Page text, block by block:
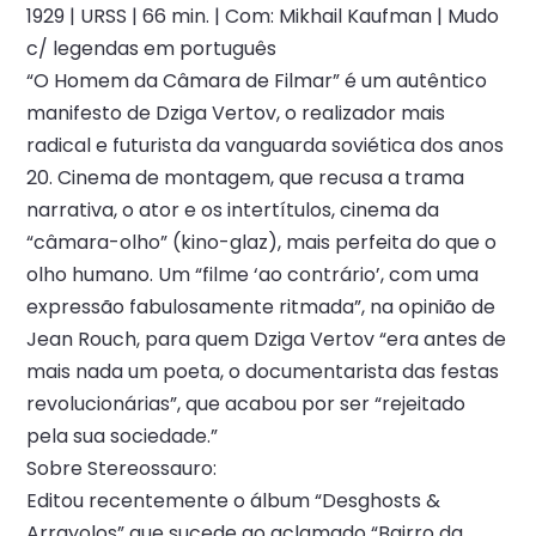
1929 | URSS | 66 min. | Com: Mikhail Kaufman | Mudo
c/ legendas em português
“O Homem da Câmara de Filmar” é um autêntico
manifesto de Dziga Vertov, o realizador mais
radical e futurista da vanguarda soviética dos anos
20. Cinema de montagem, que recusa a trama
narrativa, o ator e os intertítulos, cinema da
“câmara-olho” (kino-glaz), mais perfeita do que o
olho humano. Um “filme ‘ao contrário’, com uma
expressão fabulosamente ritmada”, na opinião de
Jean Rouch, para quem Dziga Vertov “era antes de
mais nada um poeta, o documentarista das festas
revolucionárias”, que acabou por ser “rejeitado
pela sua sociedade.”
Sobre Stereossauro:
Editou recentemente o álbum “Desghosts &